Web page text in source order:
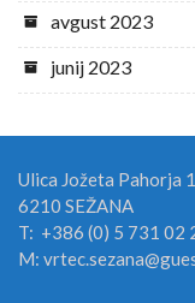
avgust 2023
junij 2023
Ulica Jožeta Pahorja 1
6210 SEŽANA
T: +386 (0) 5 731 02
M: